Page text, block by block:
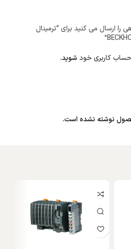
نوشته نشده است.
را ارسال می کنید برای “ترمینال
حساب کاربری خود شوید.